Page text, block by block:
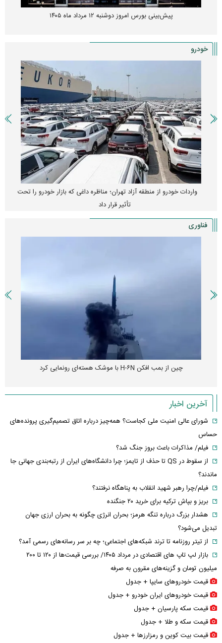
پیش‌بینی بورس امروز دوشنبه ۱۲ مرداد ماه ۱۴۰۵
خودرو
واردات خودرو از منطقه آزاد تهران؛ مناظره داغی که بازار خودرو را تحت
تأثیر قرار داد
فناوری
چین از بمب افکن H-۶N با موشک هسته‌ای رونمایی کرد
آخرین اخبار
شورای عالی امنیت ملی کجاست؟ همه‌چیز درباره اتاق تصمیم‌گیری پرونده‌های
حساس
فیلم/ مذاکرات باعث بروز جنگ شد؟
از سقوط در QS تا حذف از تایمز؛ چرا دانشگاه‌های ایران از رتبه‌بندی جهانی جا
ماندند؟
فیلم/چرا رهبر شهید انقلاب به پناهگاه نرفتند؟
بریز و بپاش ترکیه برای خرید ۲۰ جنگنده
هشدار بزرگ درباره تنگه هرمز؛ بحران انرژی چگونه به بحران ارزی جهان
تبدیل می‌شود؟
از تیتر روزنامه تا ترند شبکه‌های اجتماعی؛ چه بر سر رسانه‌های رسمی آمد؟
بازار لپ‌ تاپ‌ های اقتصادی در مرداد ۱۴۰۵/ بررسی قیمت‌ها از ۱۲۰ تا ۲۰۰
میلیون تومان و گزینه‌های مقرون‌ به‌ صرفه
قیمت خودرو‌های سایپا + جدول
قیمت خودرو‌های ایران خودرو + جدول
قیمت سکه پارسیان + جدول
قیمت سکه و طلا + جدول
قیمت بیت کوین و رمزارز‌ها + جدول